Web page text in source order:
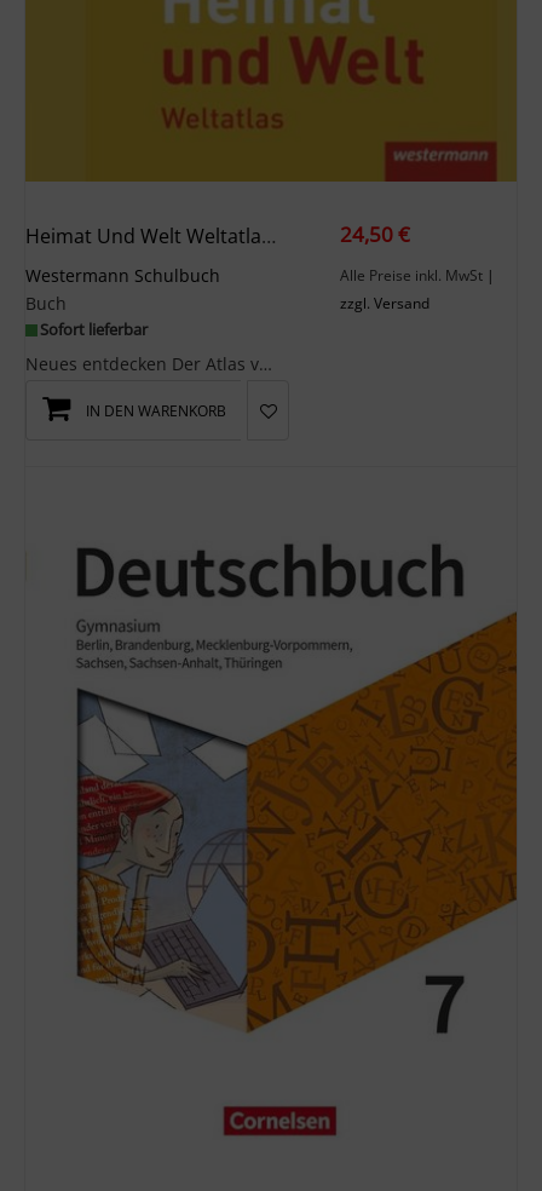
Heimat Und Welt Weltatlas. Sachsen-Anhalt
Westermann Schulbuch
Buch
Sofort lieferbar
Neues entdecken Der Atlas vermittelt Kartenarbeit und alle Methoden der Räumlichen Orientieru...
24,50 €
Alle Preise inkl. MwSt |
zzgl. Versand
IN DEN WARENKORB